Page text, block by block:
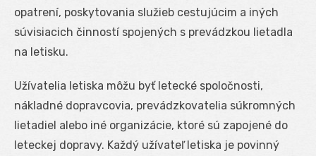
opatrení, poskytovania služieb cestujúcim a iných
súvisiacich činností spojených s prevádzkou lietadla
na letisku.
Užívatelia letiska môžu byť letecké spoločnosti,
nákladné dopravcovia, prevádzkovatelia súkromných
lietadiel alebo iné organizácie, ktoré sú zapojené do
leteckej dopravy. Každý užívateľ letiska je povinný